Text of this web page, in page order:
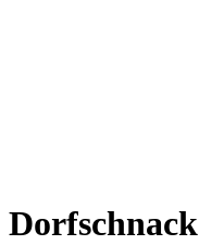
Dorfschnack